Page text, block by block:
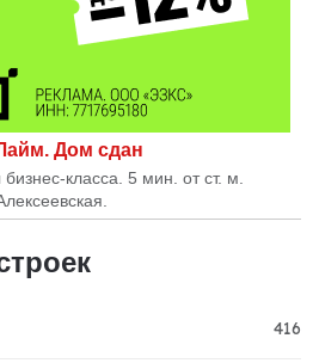
Дом сдан
класса. 5 мин. от ст. м.
416